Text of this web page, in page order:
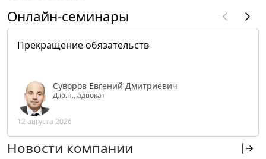
Онлайн-семинары
Прекращение обязательств
Суворов Евгений Дмитриевич
Д.ю.н., адвокат
12 августа 2026
Новости компании